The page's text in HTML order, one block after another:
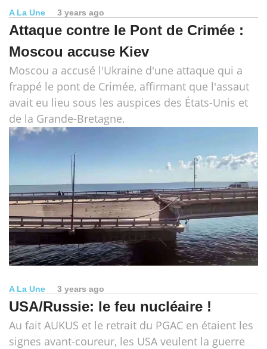
A La Une 3 years ago
Attaque contre le Pont de Crimée :
Moscou accuse Kiev
Moscou a accusé l'Ukraine d'une attaque qui a
frappé le pont de Crimée, affirmant que l'assaut
avait eu lieu sous les auspices des États-Unis et
de la Grande-Bretagne.
A La Une 3 years ago
USA/Russie: le feu nucléaire !
Au fait AUKUS et le retrait du PGAC en étaient les
signes avant-coureur, les USA veulent la guerre